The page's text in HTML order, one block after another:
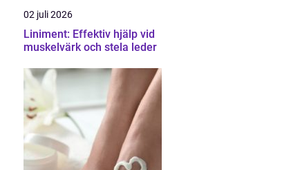
02 juli 2026
Liniment: Effektiv hjälp vid
muskelvärk och stela leder